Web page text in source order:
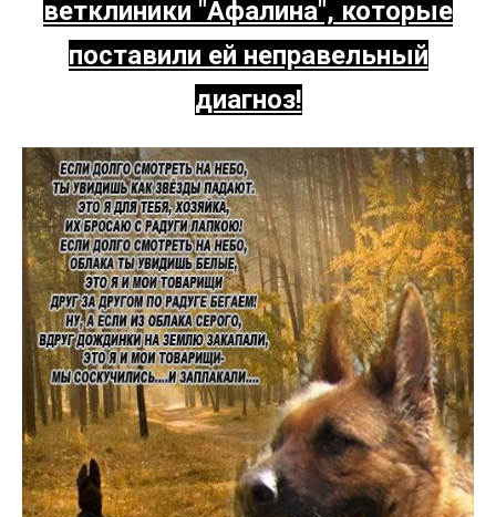
ветклиники "Афалина", которые
поставили ей неправельный
диагноз!